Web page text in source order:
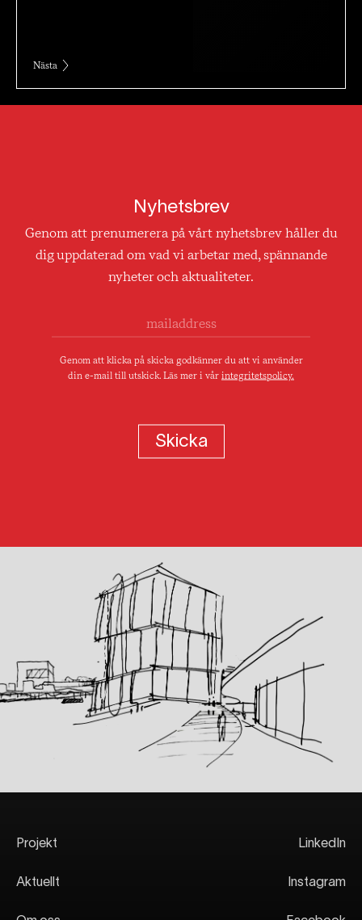
Nästa
Nyhetsbrev
Genom att prenumerera på vårt nyhetsbrev håller du
dig uppdaterad om vad vi arbetar med, spännande
nyheter och aktualiteter.
Genom att klicka på skicka godkänner du att vi använder
din e-mail till utskick. Läs mer i vår integritetspolicy.
Projekt
Aktuellt
LinkedIn
Instagram